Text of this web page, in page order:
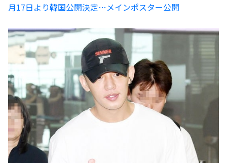
月17日より韓国公開決定…メインポスター公開